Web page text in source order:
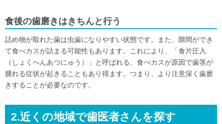
食後の歯磨きはきちんと行う
詰め物が取れた歯は虫歯になりやすい状態です。また、隙間ができ
て食べカスが詰まる可能性もあります。これにより、「食片圧入
（しょくへんあつにゅう）」と呼ばれる、食べカスが原因で歯茎が
腫れる症状が起きることもあり得ます。つまり、より注意深く歯磨
きすることが必要なのです。
2.近くの地域で歯医者さんを探す